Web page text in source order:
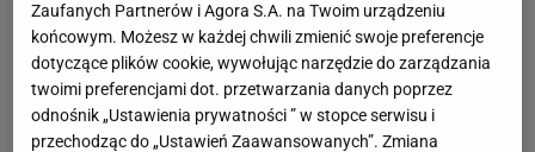
Zaufanych Partnerów i Agora S.A. na Twoim urządzeniu
końcowym. Możesz w każdej chwili zmienić swoje preferencje
dotyczące plików cookie, wywołując narzędzie do zarządzania
twoimi preferencjami dot. przetwarzania danych poprzez
odnośnik „Ustawienia prywatności ” w stopce serwisu i
przechodząc do „Ustawień Zaawansowanych”. Zmiana